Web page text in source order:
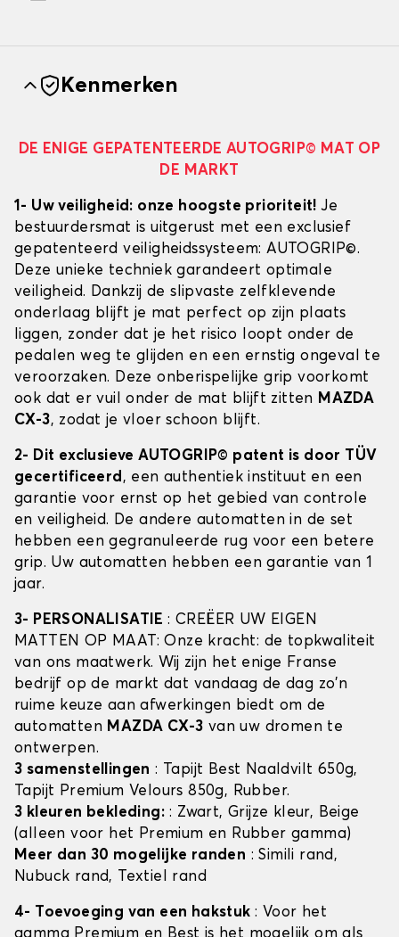
Kenmerken
DE ENIGE GEPATENTEERDE AUTOGRIP© MAT OP
DE MARKT
1- Uw veiligheid: onze hoogste prioriteit!Je
bestuurdersmat is uitgerust met een exclusief
gepatenteerd veiligheidssysteem: AUTOGRIP©.
Deze unieke techniek garandeert optimale
veiligheid. Dankzij de slipvaste zelfklevende
onderlaag blijft je mat perfect op zijn plaats
liggen, zonder dat je het risico loopt onder de
pedalen weg te glijden en een ernstig ongeval te
veroorzaken. Deze onberispelijke grip voorkomt
ook dat er vuil onder de mat blijft zitten MAZDA
CX-3, zodat je vloer schoon blijft.
2- Dit exclusieve AUTOGRIP© patent is door TÜV
gecertificeerd, een authentiek instituut en een
garantie voor ernst op het gebied van controle
en veiligheid. De andere automatten in de set
hebben een gegranuleerde rug voor een betere
grip. Uw automatten hebben een garantie van 1
jaar.
3- PERSONALISATIE: CREËER UW EIGEN
MATTEN OP MAAT: Onze kracht: de topkwaliteit
van ons maatwerk. Wij zijn het enige Franse
bedrijf op de markt dat vandaag de dag zo'n
ruime keuze aan afwerkingen biedt om de
automatten MAZDA CX-3 van uw dromen te
ontwerpen.
3 samenstellingen : Tapijt Best Naaldvilt 650g,
Tapijt Premium Velours 850g, Rubber.
3 kleuren bekleding: : Zwart, Grijze kleur, Beige
(alleen voor het Premium en Rubber gamma)
Meer dan 30 mogelijke randen : Simili rand,
Nubuck rand, Textiel rand
4- Toevoeging van een hakstuk : Voor het